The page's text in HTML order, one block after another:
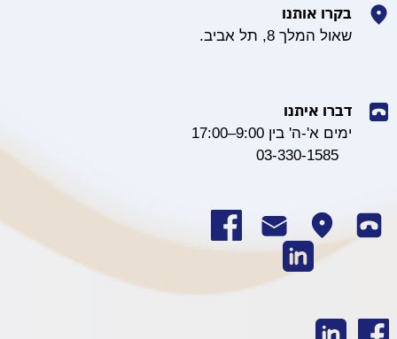
בקרו אותנו
שאול המלך 8, תל אביב.
דברו איתנו
ימים א'-ה' בין 9:00–17:00